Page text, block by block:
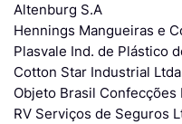
Altenburg S.A
Hennings Mangueiras e
Plasvale Ind. de Plástico
Cotton Star Industrial
Objeto Brasil Confecções
RV Serviços de Seguros